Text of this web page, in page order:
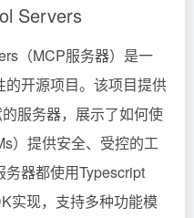
Servers
（MCP服务器）是一
开源项目。该项目提供
服务器，展示了如何使
）提供安全、受控的工
器都使用Typescript
实现，支持多种功能模